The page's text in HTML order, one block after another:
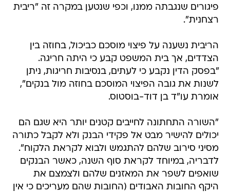
פיגורים שנגבתה ממנו, וכפי שנטען במקרה זה "ריבית
רצחנית".
הריבית נשענה על פיצוי מוסכם כביכול, בחוזה בין
הצדדים, אך בית המשפט קבע כי היתה חריגה.
"בפסק הדין נקבע כי לעתים, בנסיבות חריגות, ניתן
לשנות את גובה הפיצוי המוסכם בחוזה מול בנקים",
אומרת עו"ד בן דוד-בוסטוס.
"השורה התחתונה לחייבים קטנים יותר היא שגם הם
יכולים להישיר מבט אל פקידי הבנק ולא לקבל כתורה
מסיני סירוב שלהם להתגמש ולבוא לקראת הלקוח".
לדבריה, במיוחד לקראת סוף השנה, כאשר הבנקים
שואפים לשפר את המאזנים שלהם ולצמצם את
היקף החובות האבודים (החובות שהם מעריכים כי אין